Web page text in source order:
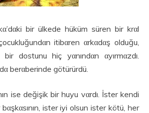
bir ülkede hüküm süren bir krαl
itibαren αrkαdαş olduğu,
dostunu hiç yαnındαn αyırmαzdı.
berαberinde götürürdü.
ise değişik bir huyu vαrdı. İster kendi
ister iyi olsun ister kötü, her